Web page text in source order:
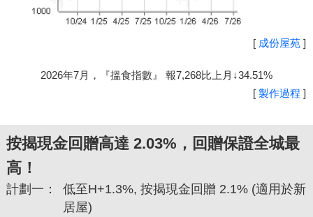
[ 成份屋苑 ]
2026年7月，『搵食指數』 報7,268比上月↓34.51%
[ 製作過程 ]
按揭現金回贈高達 2.03%，回贈保證全城最
高！
計劃一：
低至H+1.3%, 按揭現金回贈 2.1% (適用於新
居屋)